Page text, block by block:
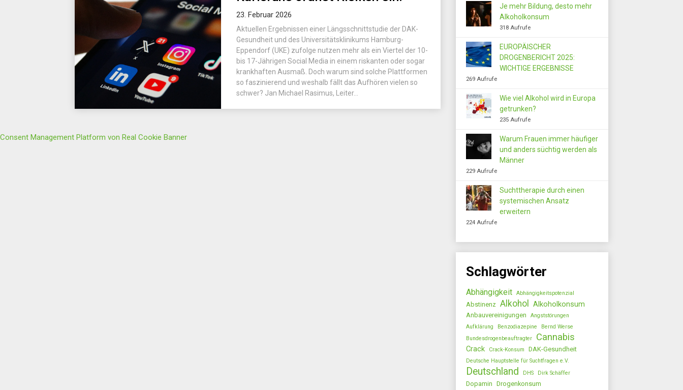
23. Februar 2026
Aktuellen Ergebnissen einer Längsschnittstudie der DAK-
Gesundheit und des Universitätsklinikums Hamburg-
Eppendorf (UKE) zufolge nutzen mehr als ein Viertel der 10-
bis 17-Jährigen Social Media in einem riskanten oder sogar
krankhaften Ausmaß. Doch warum sind solche Plattformen
so faszinierend und weshalb fällt das Aufhören vielen so
schwer? Jan Michael Rasimus, Leiter...
Je mehr Bildung, desto mehr
Alkoholkonsum
318 Aufrufe
EUROPÄISCHER
DROGENBERICHT 2025:
WICHTIGE ERGEBNISSE
269 Aufrufe
Wie viel Alkohol wird in Europa
getrunken?
235 Aufrufe
Warum Frauen immer häufiger
und anders süchtig werden als
Männer
229 Aufrufe
Suchttherapie durch einen
systemischen Ansatz
erweitern
224 Aufrufe
Schlagwörter
Abhängigkeit Abhängigkeitspotenzial
Abstinenz Alkohol Alkoholkonsum
Anbauvereinigungen
Angststörungen
Aufklärung
Benzodiazepine
Bernd Werse
Bundesdrogenbeauftragter
Cannabis
Crack Crack-Konsum DAK-Gesundheit
Deutsche Hauptstelle für Suchtfragen e.V.
Deutschland DHS Dirk Schäffer
Dopamin Drogenkonsum
Consent Management Platform von Real Cookie Banner